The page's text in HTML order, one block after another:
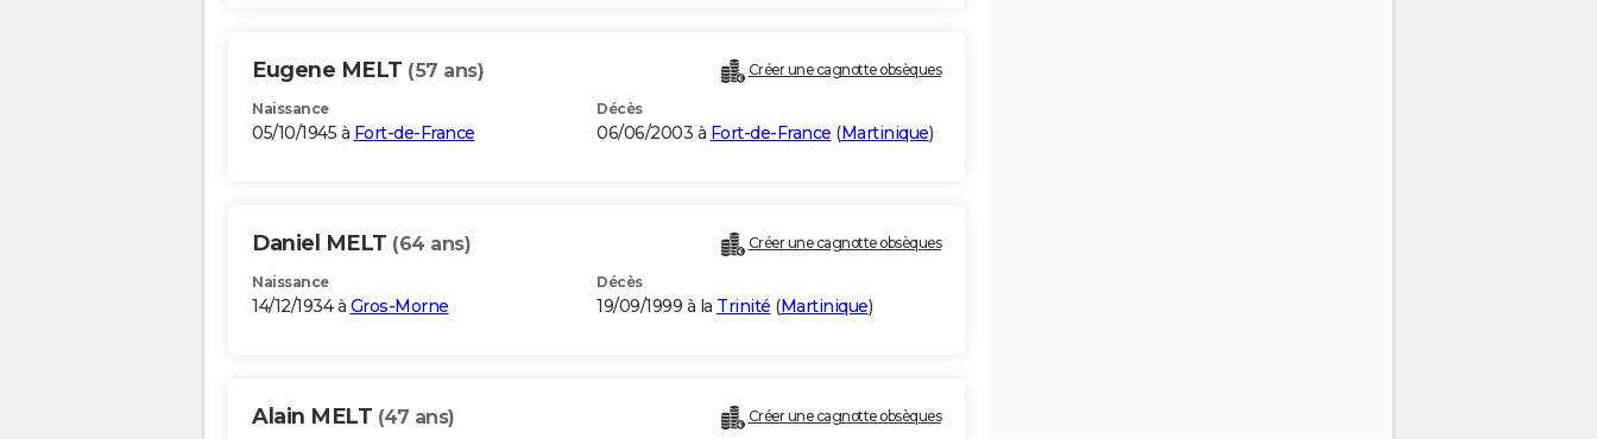
Eugene MELT (57 ans) Créer une cagnotte obsèques
Naissance
05/10/1945 à Fort-de-France
Décès
06/06/2003 à Fort-de-France (Martinique)
Daniel MELT (64 ans) Créer une cagnotte obsèques
Naissance
14/12/1934 à Gros-Morne
Décès
19/09/1999 à la Trinité (Martinique)
Alain MELT (47 ans) Créer une cagnotte obsèques